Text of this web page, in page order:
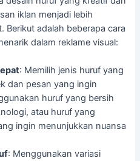
iklan menjadi lebih
Berikut adalah beberapa cara
dalam reklame visual:
: Memilih jenis huruf yang
dan pesan yang ingin
huruf yang bersih
atau huruf yang
ingin menunjukkan nuansa
: Menggunakan variasi